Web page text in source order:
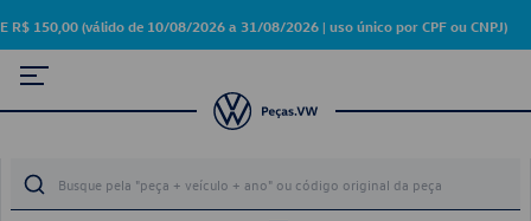
R$ 150,00 (válido de 10/08/2026 a 31/08/2026 | uso único por CPF ou CNPJ)